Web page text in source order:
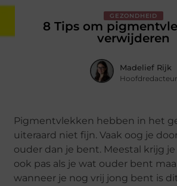
GEZONDHEID
8 Tips om
verwijderen
Madelief Rijk
Hoofdredacteur
Pigmentvlekken hebben in het
uiteraard niet fijn. Vaak oog je
ouder dan je bent. Meestal krijg
ook pas als je wat ouder bent
wanneer je nog vrij jong bent is